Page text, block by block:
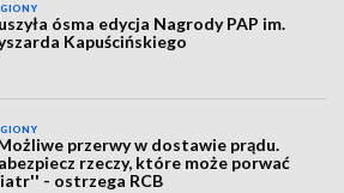
ósma edycja Nagrody PAP im.
Kapuścińskiego
przerwy w dostawie prądu.
rzeczy, które może porwać
- ostrzega RCB